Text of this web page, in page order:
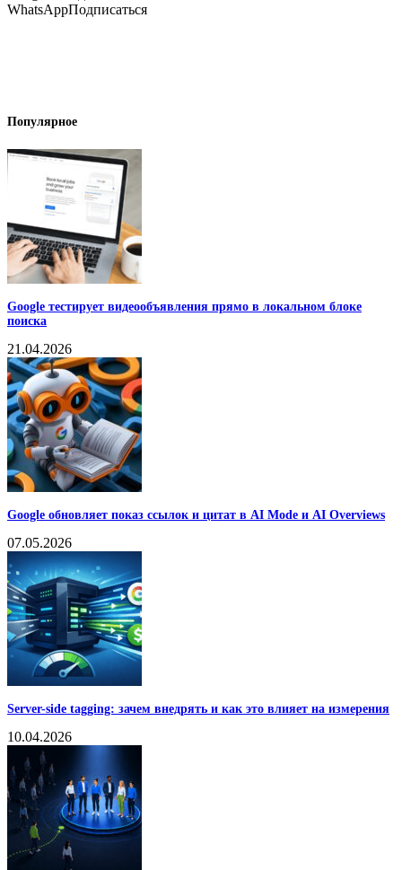
WhatsAppПодписаться
Популярное
Google тестирует видеообъявления прямо в локальном блоке
поиска
21.04.2026
Google обновляет показ ссылок и цитат в AI Mode и AI Overviews
07.05.2026
Server-side tagging: зачем внедрять и как это влияет на измерения
10.04.2026